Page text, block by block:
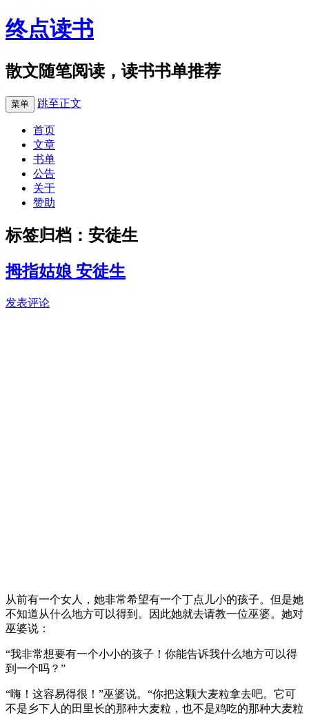
终点读书
散文随笔阅读，读书书单推荐
菜单 跳至正文
首页
文章
书单
公告
关于
赞助
标签归档： 安徒生
拇指姑娘 安徒生
发表评论
从前有一个女人，她非常希望有一个丁点儿小的孩子。但是她
不知道从什么地方可以得到。因此她就去请教一位巫婆。她对
巫婆说：
“我非常想要有一个小小的孩子！你能告诉我什么地方可以得
到一个吗？”
“嗨！这容易得很！”巫婆说。“你把这颗大麦粒拿去吧。它可
不是乡下人的田里长的那种大麦粒，也不是鸡吃的那种大麦粒